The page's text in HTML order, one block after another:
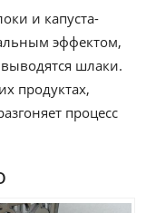
и капуста-
эффектом,
шлаки.
продуктах,
процесс